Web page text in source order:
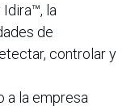
la
de
controlar y
a la empresa